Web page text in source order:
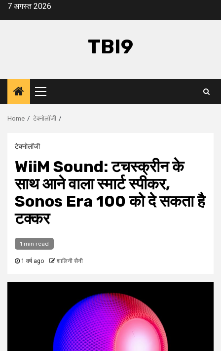
Skip7 अगस्त 2026
TBI9
Primary
Menu
Home टेक्नोलॉजी
टेक्नोलॉजी
WiiM Sound: टचस्क्रीन के
साथ आने वाला स्मार्ट स्पीकर,
Sonos Era 100 को दे सकता है
टक्कर
1 min read
1 वर्ष ago शालिनी सैनी